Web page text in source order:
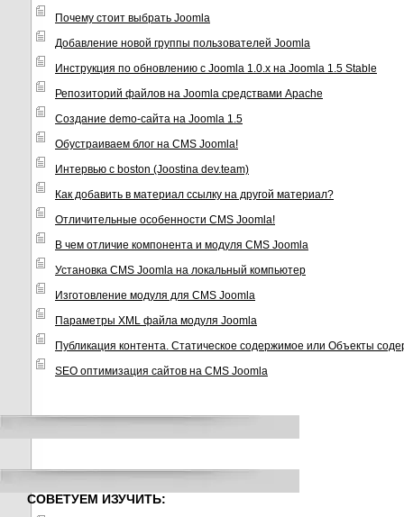
Почему стоит выбрать Joomla
Добавление новой группы пользователей Joomla
Инструкция по обновлению с Joomla 1.0.x на Joomla 1.5 Stable
Репозиторий файлов на Joomla средствами Apache
Создание demo-сайта на Joomla 1.5
Обустраиваем блог на CMS Joomla!
Интервью с boston (Joostina dev.team)
Как добавить в материал ссылку на другой материал?
Отличительные особенности CMS Joomla!
В чем отличие компонента и модуля CMS Joomla
Установка CMS Joomla на локальный компьютер
Изготовление модуля для CMS Joomla
Параметры XML файла модуля Joomla
Публикация контента. Статическое содержимое или Объекты
SEO оптимизация сайтов на CMS Joomla
СОВЕТУЕМ ИЗУЧИТЬ: